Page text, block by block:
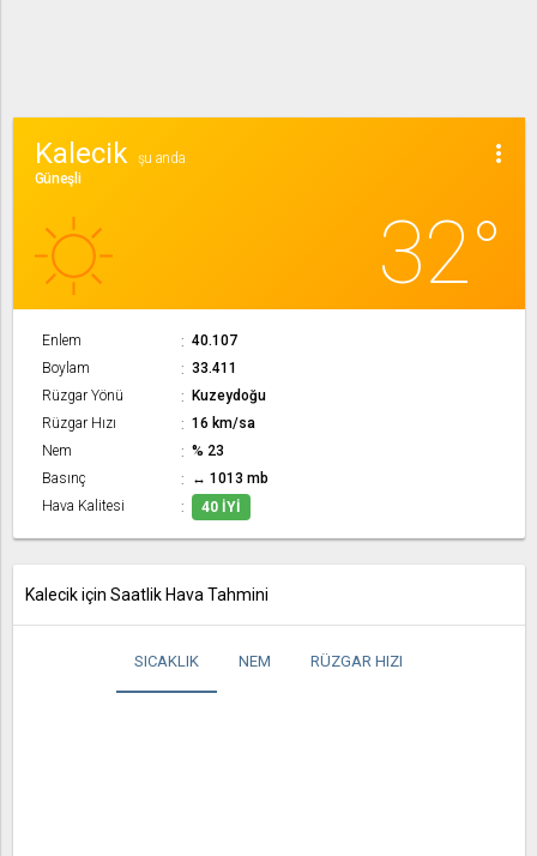
more_vert
Kalecik
şu anda
Güneşli
32°
Enlem
40.107
Boylam
33.411
Rüzgar Yönü
Kuzeydoğu
Rüzgar Hızı
16 km/sa
Nem
% 23
Basınç
↔ 1013 mb
Hava Kalitesi
40 İYI
Kalecik için Saatlik Hava Tahmini
SICAKLIK NEM RÜZGAR HIZI